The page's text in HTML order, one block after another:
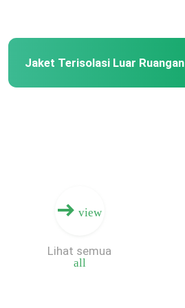
Hubungi kami
Jaket Hujan Olahraga
Jaket Olahraga Bawah
Jaket Terisolasi Luar Ruangan
view
all
Lihat semua